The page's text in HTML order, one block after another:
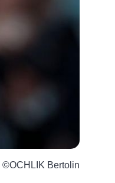
©OCHLIK Bertolin